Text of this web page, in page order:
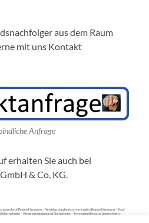
aus dem Raum
mit uns Kontakt
Anfrage
erhalten Sie auch bei
& Co, KG.
Region Hannover – Versicherungsbestand verkaufen Region Hannover – Kauf
– Versicherungsbestand übernehmen – Investmentbestand übernehmen –